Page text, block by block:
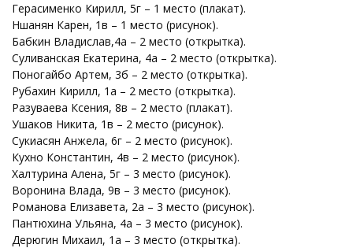
Герасименко Кирилл, 5г – 1 место (плакат).
Ншанян Карен, 1в – 1 место (рисунок).
Бабкин Владислав,4а – 2 место (открытка).
Суливанская Екатерина, 4а – 2 место (открытка).
Поногайбо Артем, 3б – 2 место (открытка).
Рубахин Кирилл, 1а – 2 место (открытка).
Разуваева Ксения, 8в – 2 место (плакат).
Ушаков Никита, 1в – 2 место (рисунок).
Сукиасян Анжела, 6г – 2 место (рисунок).
Кухно Константин, 4в – 2 место (рисунок).
Халтурина Алена, 5г – 3 место (рисунок).
Воронина Влада, 9в – 3 место (рисунок).
Романова Елизавета, 2а – 3 место (рисунок).
Пантюхина Ульяна, 4а – 3 место (рисунок).
Дерюгин Михаил, 1а – 3 место (открытка).